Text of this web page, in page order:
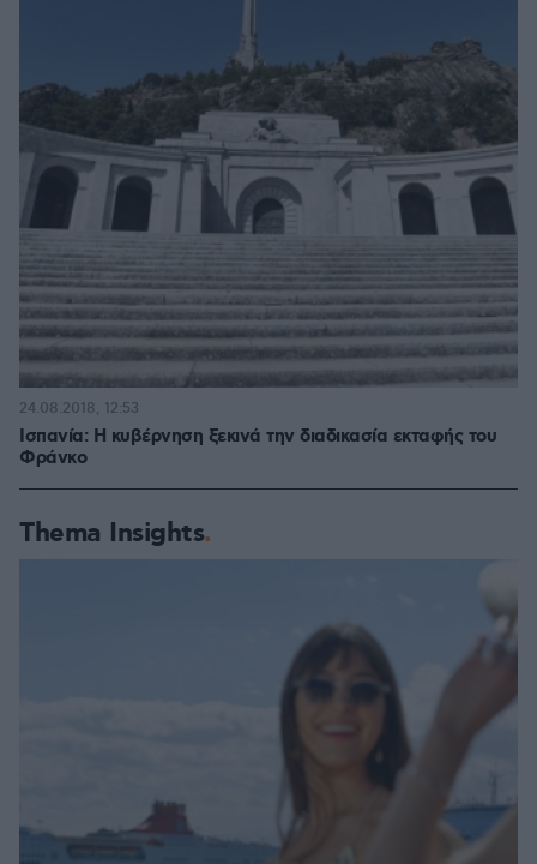
Ισπανία: Η κυβέρνηση ξεκινά την διαδικασία εκταφής του
Φράνκο
24.08.2018, 12:53
Thema Insights